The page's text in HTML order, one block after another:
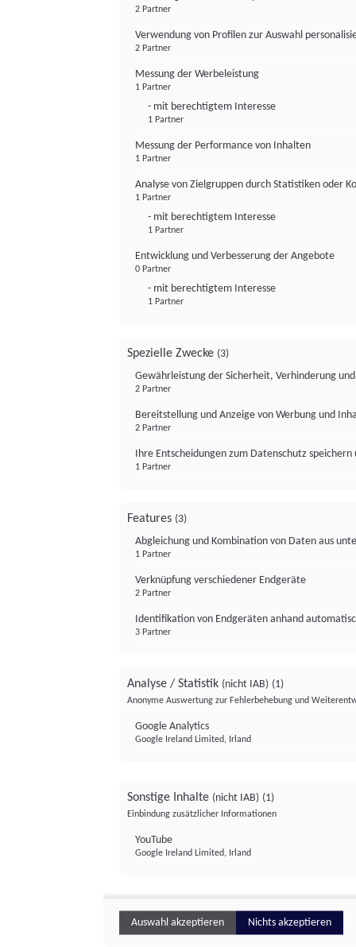
2 Partner
Verwendung von Profilen zur Auswahl
2 Partner
Messung der Werbeleistung
1 Partner
- mit berechtigtem Interesse
1 Partner
Messung der Performance von Inhalten
1 Partner
Analyse von Zielgruppen durch Statistiken oder
1 Partner
- mit berechtigtem Interesse
1 Partner
Entwicklung und Verbesserung der Angebote
0 Partner
- mit berechtigtem Interesse
1 Partner
Spezielle Zwecke (3)
Gewährleistung der Sicherheit, Verhinderung
2 Partner
Bereitstellung und Anzeige von Werbung und
2 Partner
Ihre Entscheidungen zum Datenschutz
1 Partner
Features (3)
Abgleichung und Kombination von Daten aus
1 Partner
Verknüpfung verschiedener Endgeräte
2 Partner
Identifikation von Endgeräten anhand
3 Partner
Analyse / Statistik (nicht IAB) (1)
Anonyme Auswertung zur Fehlerbehebung und
Google Analytics
Google Ireland Limited, Irland
Sonstige Inhalte (nicht IAB) (1)
Einbindung zusätzlicher Informationen
YouTube
Google Ireland Limited, Irland
Auswahl akzeptieren Nichts akzeptieren